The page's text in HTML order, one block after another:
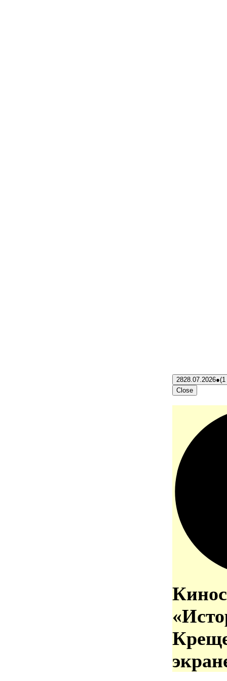
2828.07.2026●(1
Close